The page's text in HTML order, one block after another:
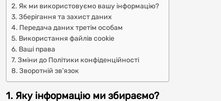
2. Як ми використовуємо вашу інформацію?
3. Зберігання та захист даних
4. Передача даних третім особам
5. Використання файлів cookie
6. Ваші права
7. Зміни до Політики конфіденційності
8. Зворотній зв’язок
1. Яку інформацію ми збираємо?